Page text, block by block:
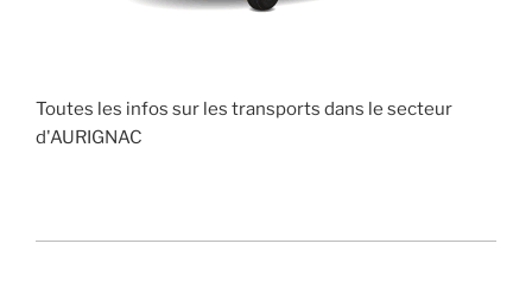
Toutes les infos sur les transports dans le secteur
d'AURIGNAC